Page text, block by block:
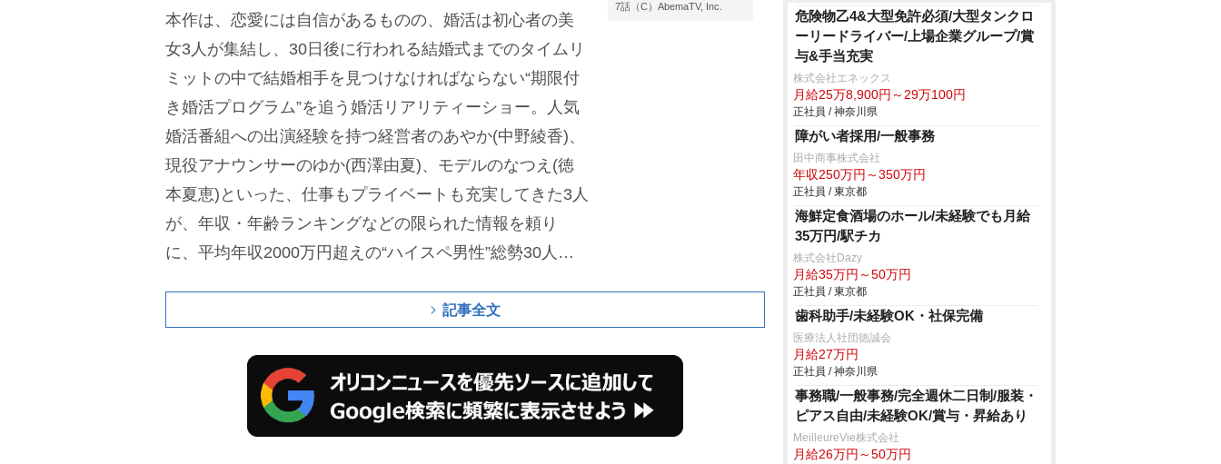
7話（C）AbemaTV, Inc.
本作は、恋愛には自信があるものの、婚活は初心者の美
女3人が集結し、30日後に行われる結婚式までのタイムリ
ミットの中で結婚相手を見つけなければならない“期限付
き婚活プログラム”を追う婚活リアリティーショー。人気
婚活番組への出演経験を持つ経営者のあやか(中野綾香)、
現役アナウンサーのゆか(西澤由夏)、モデルのなつえ(徳
本夏恵)といった、仕事もプライベートも充実してきた3人
が、年収・年齢ランキングなどの限られた情報を頼り
に、平均年収2000万円超えの“ハイスペ男性”総勢30人の
て、翌日以降も関係を深める“同棲”、または別れて別の男
式に向けて毎日繰り返していく。
スタジオMCは、
サバン
高橋茂雄 、夏菜、 エルフ ・荒川、森香澄が務めてい
記事全文
危険物乙4&大型免許必須/大型タンクロ
ーリードライバー/上場企業グループ/賞
与&手当充実
株式会社エネックス
月給25万8,900円～29万100円
正社員 / 神奈川県
障がい者採用/一般事務
田中商事株式会社
年収250万円～350万円
正社員 / 東京都
海鮮定食酒場のホール/未経験でも月給
35万円/駅チカ
株式会社Dazy
月給35万円～50万円
正社員 / 東京都
歯科助手/未経験OK・社保完備
医療法人社団徳誠会
月給27万円
正社員 / 神奈川県
事務職/一般事務/完全週休二日制/服装・
ピアス自由/未経験OK/賞与・昇給あり
MeilleureVie株式会社
月給26万円～50万円